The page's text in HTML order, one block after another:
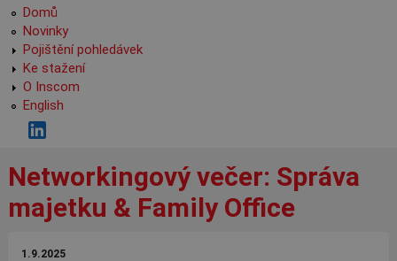
Hlavní menu
Domů
Novinky
Pojištění pohledávek
Ke stažení
O Inscom
English
Networkingový večer: Správa
majetku & Family Office
1.9.2025